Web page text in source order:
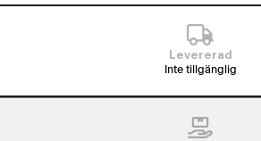
Levererad
Inte tillgänglig